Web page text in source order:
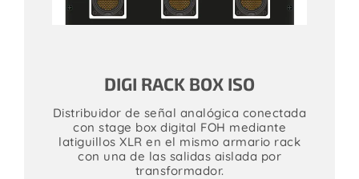
DIGI RACK BOX ISO
Distribuidor de señal analógica conectada
con stage box digital FOH mediante
latiguillos XLR en el mismo armario rack
con una de las salidas aislada por
transformador.